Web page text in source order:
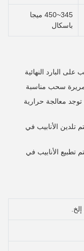
345~450 ميجا
باسكال
البارد النهائية
تمريرة سحب مناسبة
توجد معالجة حرارية
تلدين الأنابيب في
تطبيع الأنابيب في